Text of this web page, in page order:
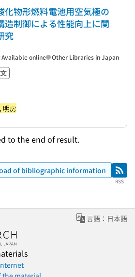
化物形燃料電池用空気極の
造制御による性能向上に関
究
Available online Other Libraries in Japan
明房
to the end of result.
of bibliographic information RSS
RSS
言語：日本語